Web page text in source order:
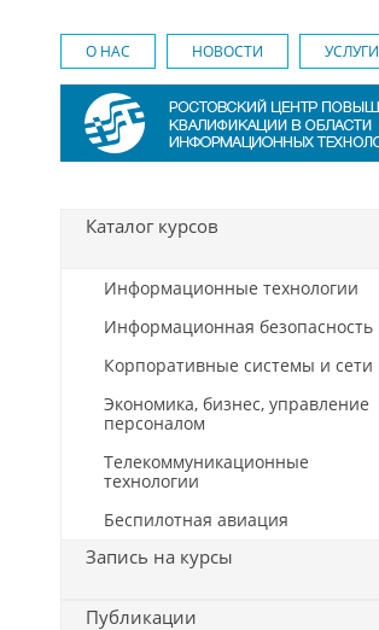
О НАС НОВОСТИ УСЛУГИ
Каталог курсов
Информационные технологии
Информационная безопасность
Корпоративные системы и сети
Экономика, бизнес, управление
персоналом
Телекоммуникационные
технологии
Беспилотная авиация
Запись на курсы
Публикации